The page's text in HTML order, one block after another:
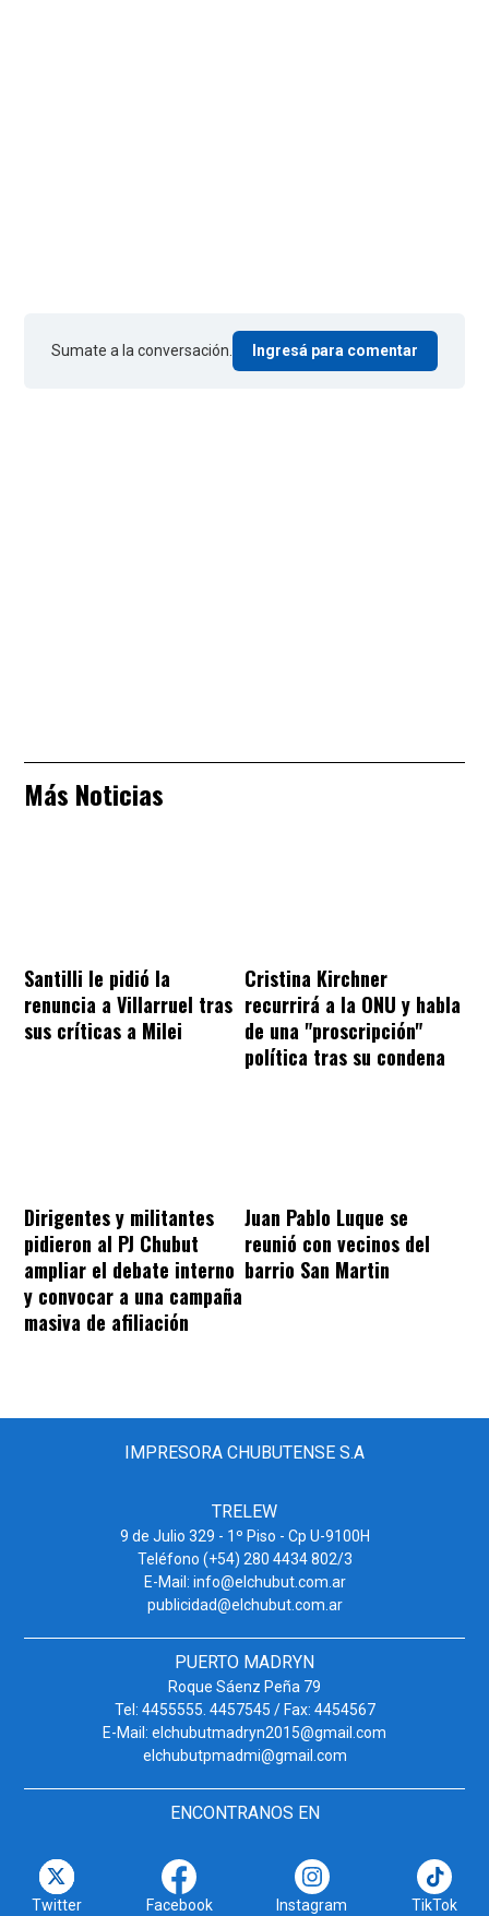
Sumate a la conversación. Ingresá para comentar
Más Noticias
Santilli le pidió la
renuncia a Villarruel tras
sus críticas a Milei
Cristina Kirchner
recurrirá a la ONU y habla
de una "proscripción"
política tras su condena
Dirigentes y militantes
pidieron al PJ Chubut
ampliar el debate interno
y convocar a una campaña
masiva de afiliación
Juan Pablo Luque se
reunió con vecinos del
barrio San Martin
IMPRESORA CHUBUTENSE S.A
TRELEW
9 de Julio 329 - 1º Piso - Cp U-9100H
Teléfono (+54) 280 4434 802/3
E-Mail: info@elchubut.com.ar
publicidad@elchubut.com.ar
PUERTO MADRYN
Roque Sáenz Peña 79
Tel: 4455555. 4457545 / Fax: 4454567
E-Mail: elchubutmadryn2015@gmail.com
elchubutpmadmi@gmail.com
ENCONTRANOS EN
Twitter Facebook Instagram TikTok